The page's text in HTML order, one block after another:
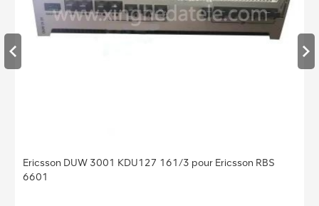
Ericsson DUW 3001 KDU127 161/3 pour Ericsson RBS
6601